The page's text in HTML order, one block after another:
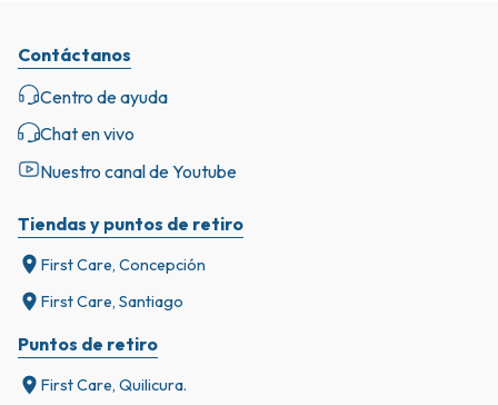
Tiendas y puntos de retiro
First Care, Concepción
First Care, Santiago
Puntos de retiro
First Care, Quilicura.
Contáctanos
Centro de ayuda
Chat en vivo
Nuestro canal de Youtube